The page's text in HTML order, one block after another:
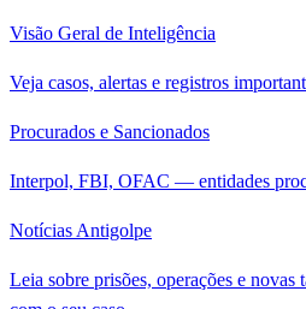
Visão Geral de Inteligência
Veja casos, alertas e registros
Procurados e Sancionados
Interpol, FBI, OFAC — entidades
Notícias Antigolpe
Leia sobre prisões, operações e novas